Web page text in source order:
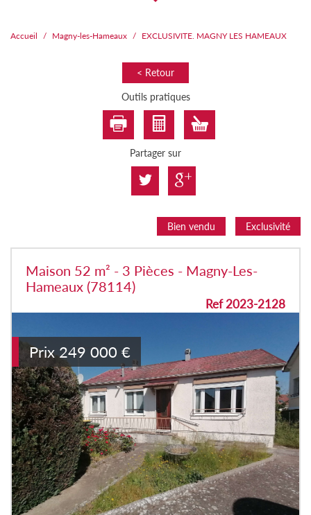
Accueil Magny-les-Hameaux EXCLUSIVITE. MAGNY LES HAMEAUX
< Retour
Outils pratiques
Partager sur
Bien vendu Exclusivité
Maison 52 m² - 3 Pièces - Magny-Les-
Hameaux (78114)
Ref 2023-2128
Prix 249 000 €